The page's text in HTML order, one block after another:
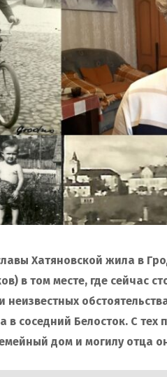
Хатяновской жила в
в том месте, где сейчас
неизвестных
в соседний Белосток. С
дом и могилу отца